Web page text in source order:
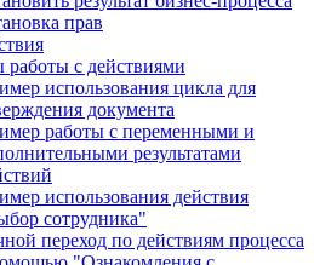
прав
с действиями
использования цикла для
документа
работы с переменными и
результатами
использования действия
сотрудника"
переход по действиям процесса